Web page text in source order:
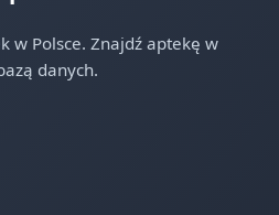
w Polsce. Znajdź aptekę w
danych.